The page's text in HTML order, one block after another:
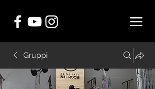
Gruppi